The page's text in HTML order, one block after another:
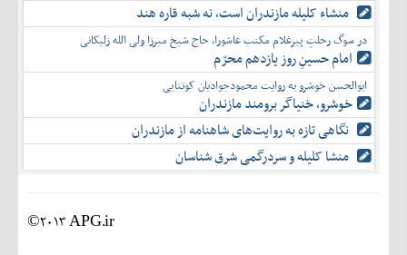
منشاء کلیله مازندران است، نه شبه قاره هند
در سوگ رحلتِ پیرغلام مکتب عاشورا، حاج شیخ میرزا ولی الله زلیکانی
امام حسینِ روز یازدهم محرّم
ابوالحسن خوشرو به روایت محمودجوادیان کوتنایی
خوشرو، خنياگر برومند مازندران
نگاهی تازه به روایت‌های شاهنامه از مازندران
منشا کلیله و سردرگمی شرق شناسان
©2013 APG.ir